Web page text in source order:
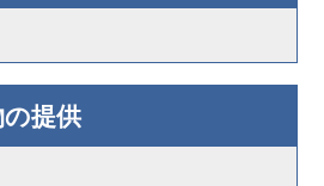
提供